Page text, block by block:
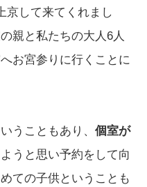
京して来てくれまし
親と私たちの大人6人
お宮参りに行くことに
うこともあり、 個室が
うと思い予約をして向
ての子供ということも